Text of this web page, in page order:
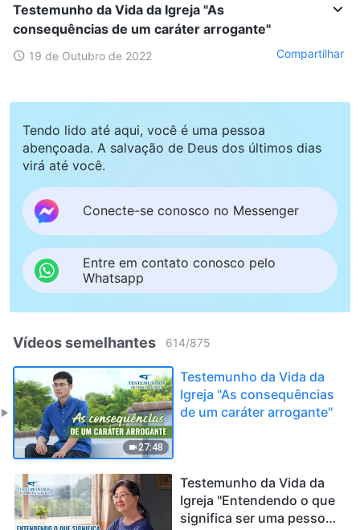
Testemunho da Vida da Igreja "As
consequências de um caráter arrogante"
19 de Outubro de 2022 Compartilhar
Tendo lido até aqui, você é uma pessoa
abençoada. A salvação de Deus dos últimos dias
virá até você.
Conecte-se conosco no Messenger
Entre em contato conosco pelo
Whatsapp
Vídeos semelhantes 614/875
27:48
Testemunho da Vida da
Igreja "As consequências
de um caráter arrogante"
Testemunho da Vida da
Igreja "Entendendo o que
significa ser uma pessoa